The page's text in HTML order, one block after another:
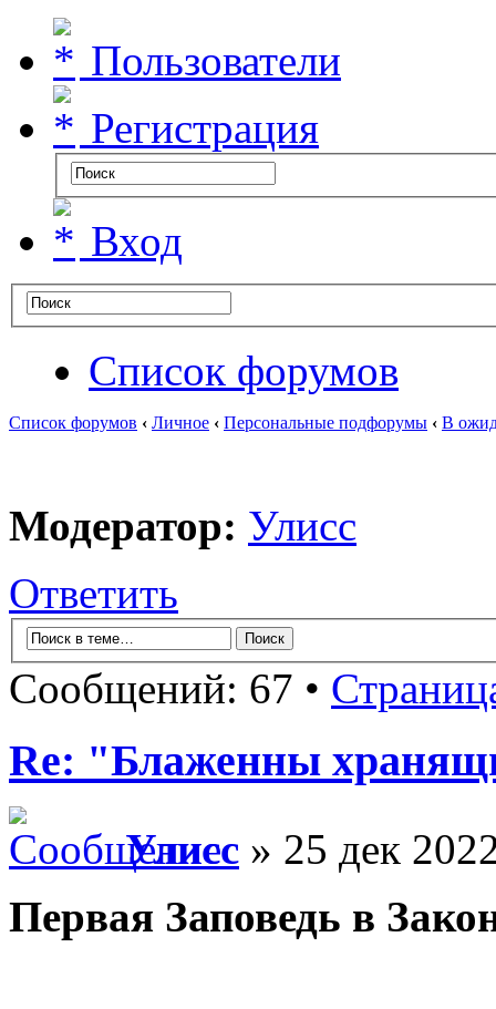
Пользователи
Регистрация
Вход
Список форумов
Список форумов ‹ Личное ‹ Персональные подфорумы ‹ В
Модератор: Улисс
Ответить
Сообщений: 67 •
Re: "Блаженны
Улисс » 25 дек
Первая Заповедь в